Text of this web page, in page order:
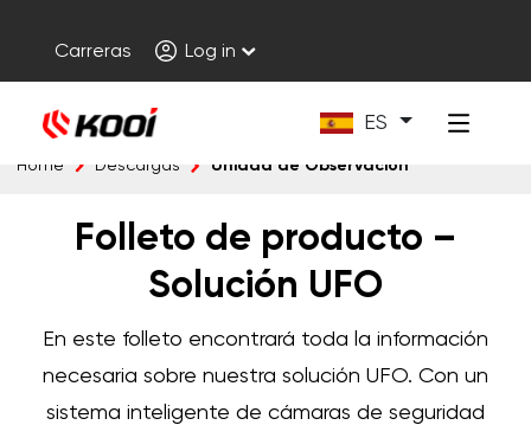
Carreras Log in
ES
Home Descargas Unidad de Observación
Folleto de producto –
Solución UFO
En este folleto encontrará toda la información
necesaria sobre nuestra solución UFO. Con un
sistema inteligente de cámaras de seguridad